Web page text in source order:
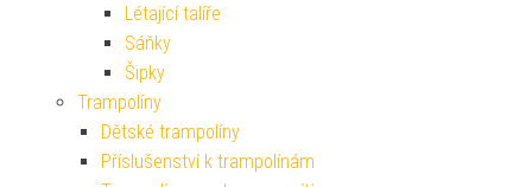
Létající talíře
Sáňky
Šipky
Trampolíny
Dětské trampolíny
Příslušenství k trampolínám